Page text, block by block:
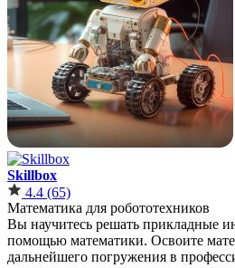
Skillbox
4.4 (65)
Математика для робототехников
Вы научитесь решать прикладные
помощью математики. Освоите
дальнейшего погружения в